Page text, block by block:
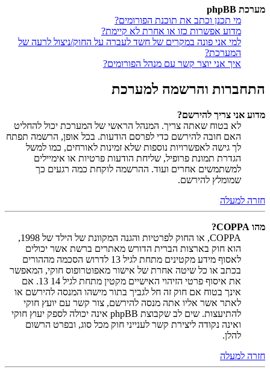
מערכת phpBB
מי תכנן וכתב את תוכנת הפורומים?
מדוע אפשרות כזו או אחרת לא קיימת?
למי אני פונה במקרים של חשד לעברה על החוק/ניצול לרעה של
המערכת?
איך אני יוצר קשר עם מנהל הפורומים?
התחברות והרשמה למערכת
מדוע אני צריך להירשם?
לא בטוח שאתה צריך. המנהל הראשי של המערכת יכול להחליט
האם חובה להירשם כדי לפרסם הודעות. בכל אופן, הרשמה תפתח
לך גישה לאפשרויות נוספות שלא זמינות לאורחים, כמו למשל
הגדרת תמונת פרופיל, שליחת הודעות פרטיות או אימיילים
למשתמשים אחרים ועוד. ההרשמה לוקחת כמה רגעים כך
שמומלץ להירשם.
חזרה למעלה
מהו COPPA?
COPPA, או החוק לפרטיות והגנה המקוונת של הילד של 1998,
הוא חוק בארצות הברית הדורש מאתרים ברשת אשר יכולים
לאסוף מידע מקטינים מתחת לגיל 13 לדרוש הסכמה מההורים
בכתב או כל שיטה אחרת של אישור מאפוטרופוס חוקי, המאפשר
את איסוף פרטי הזיהוי האישיים מקטין מתחת לגיל 14 13. אם
אינך בטוח אם חוק זה חל לגביך בתור מישהו המנסה להירשם או
לאתר אשר אליו אתה מנסה להירשם, צור קשר עם יועץ חוקי
להתיעצות. שים לב שקבוצת phpBB אינה יכולה לספק יעוץ חוקי
ואינה נקודה ליצירת קשר לענייני חוק מכל סוג, ובפרט הרשום
להלן.
חזרה למעלה